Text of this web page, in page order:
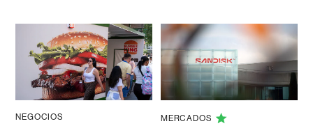
NEGOCIOS MERCADOS